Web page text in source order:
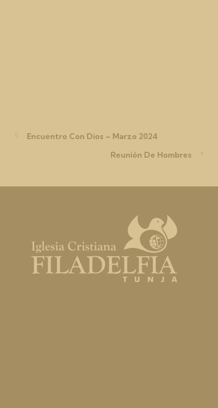
Encuentro Con Dios – Marzo 2024
Reunión De Hombres